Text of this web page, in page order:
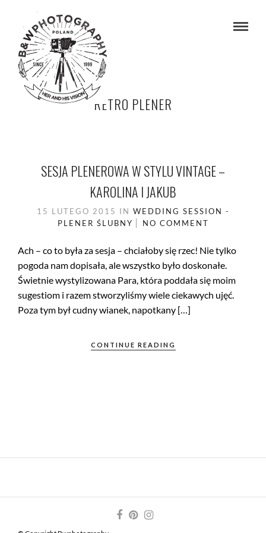
RETRO PLENER
SESJA PLENEROWA W STYLU VINTAGE –
KAROLINA I JAKUB
15 LUTEGO 2015 IN WEDDING SESSION -
PLENER ŚLUBNY
NO COMMENT
Ach – co to była za sesja – chciałoby się rzec! Nie tylko
pogoda nam dopisała, ale wszystko było doskonałe.
Świetnie wystylizowana Para, która poddała się moim
sugestiom i razem stworzyliśmy wiele ciekawych ujęć.
Poza tym był cudny wianek, napotkany […]
CONTINUE READING